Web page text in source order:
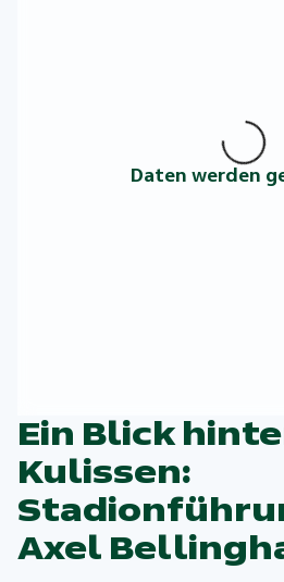
Daten werden
Ein Blick
Kulissen:
Axel